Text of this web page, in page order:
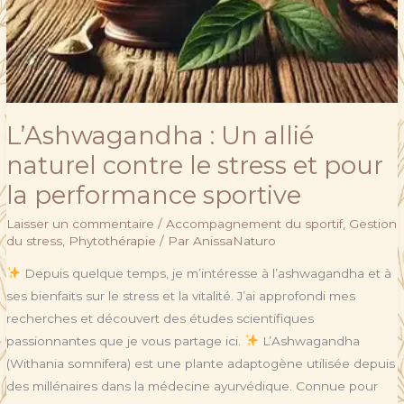
L’Ashwagandha : Un allié
naturel contre le stress et pour
la performance sportive
Laisser un commentaire /Accompagnement du sportif, Gestion
du stress Phytothérapie / ParAnissaNaturo
Depuis quelque temps, je m’intéresse à l’ashwagandha et à
ses bienfaits sur le stress et la vitalité. J’ai approfondi mes
recherches et découvert des études scientifiques
passionnantes que je vous partage ici.
L’Ashwagandha
(Withania somnifera) est une plante adaptogène utilisée depuis
des millénaires dans la médecine ayurvédique. Connue pour